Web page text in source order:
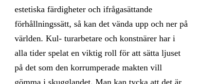
estetiska färdigheter och ifrågasättande
förhållningssätt, så kan det vända upp och ner på
världen. Kul- turarbetare och konstnärer har i
alla tider spelat en viktig roll för att sätta ljuset
på det som den korrumperade makten vill
gömma i skugglandet. Man kan tycka att det är